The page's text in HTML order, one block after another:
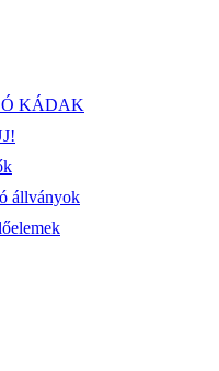
KÁDAK
állványok